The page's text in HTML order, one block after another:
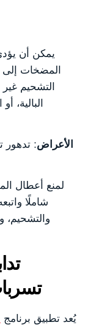
يمكن أن
المضخات
التشحيم
البالية،
الأعراض: تدهور
لمنع أعطال
شاملًا
والتشحيم،
يُعد تطبيق برنامج